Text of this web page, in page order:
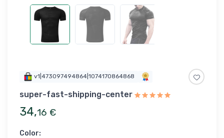
v1|473097494864|1074170864868
super-fast-shipping-center
34,16 €
Color: